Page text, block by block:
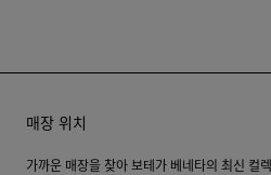
매장 위치
가까운 매장을 찾아 보테가 베네타의 최신 컬